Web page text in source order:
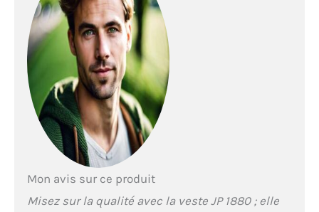
Mon avis sur ce produit
Misez sur la qualité avec la veste JP 1880 ; elle